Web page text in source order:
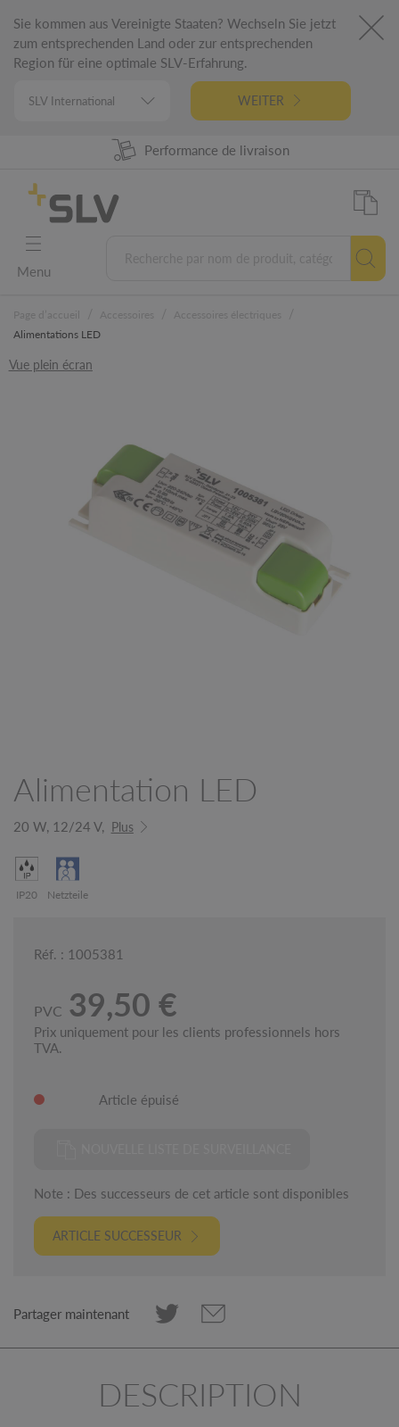
Sie kommen aus Vereinigte Staaten? Wechseln Sie jetzt
zum entsprechenden Land oder zur entsprechenden
Region für eine optimale SLV-Erfahrung.
WEITER
Disponibilité produit à 98%
Performance de livraison
Garantie 5 ans
Conception Allemande
Menu
Alimentations LED
Vue plein écran
Alimentation LED
20 W, 12/24 V, Plus
IP20 Netzteile
Réf. : 1005381
PVC 39,50 €
Prix uniquement pour les clients professionnels hors
TVA.
Article épuisé
Note : Des successeurs de cet article sont disponibles
ARTICLE SUCCESSEUR
Partager maintenant
DESCRIPTION